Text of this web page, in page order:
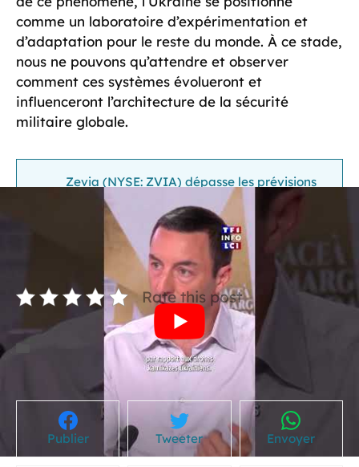
comme un laboratoire d’expérimentation et
d’adaptation pour le reste du monde. À ce stade,
nous ne pouvons qu’attendre et observer
comment ces systèmes évolueront et
influenceront l’architecture de la sécurité
militaire globale.
Zevia (NYSE: ZVIA) dépasse les prévisions
de ventes au T2 2026, anticipe une
croissance prometteuse pour le prochain
Rate this post
Catégories
Entreprise
Publier Tweeter Envoyer